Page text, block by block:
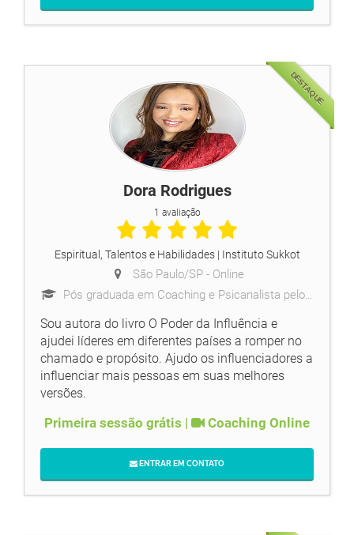
DESTAQUE
Dora Rodrigues
1 avaliação
Espiritual, Talentos e Habilidades | Instituto Sukkot
São Paulo/SP - Online
Pós graduada em Coaching e Psicanalista pelo Instituto Somata. Odontóloga e Palestrante.
Sou autora do livro O Poder da Influência e
ajudei líderes em diferentes países a romper no
chamado e propósito. Ajudo os influenciadores a
influenciar mais pessoas em suas melhores
versões.
Primeira sessão grátis | Coaching Online
ENTRAR EM CONTATO